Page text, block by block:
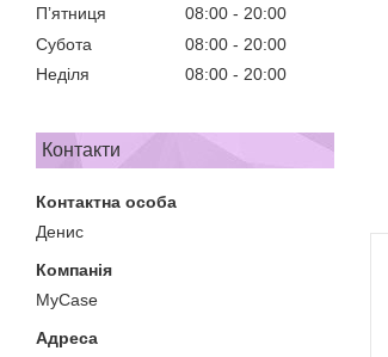
Пʼятниця
08:00
20:00
Субота
08:00
20:00
Неділя
08:00 20:00
Контакти
Денис
MyCase